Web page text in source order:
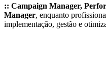
:: Campaign Manager,
Manager, enquanto
implementação, gestão e